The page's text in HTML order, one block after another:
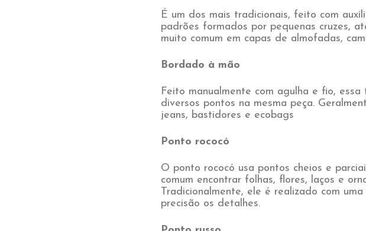
É um dos mais tradicionais, feito com
padrões formados por pequenas cruzes,
muito comum em capas de almofadas,
Bordado à mão
Feito manualmente com agulha e fio,
diversos pontos na mesma peça.
jeans, bastidores e ecobags
Ponto rococó
O ponto rococó usa pontos cheios e
comum encontrar folhas, flores, laços e
Tradicionalmente, ele é realizado com
precisão os detalhes.